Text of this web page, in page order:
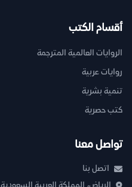
أقسام الكتب
الروايات العالمية المترجمة
روايات عربية
تنمية بشرية
كتب حصرية
تواصل معنا
اتصل بنا